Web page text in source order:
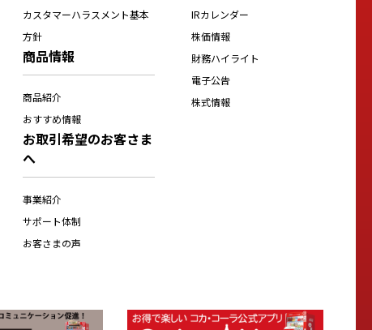
カスタマーハラスメント基本
方針
商品情報
商品紹介
おすすめ情報
お取引希望のお客さま
へ
事業紹介
サポート体制
お客さまの声
IRカレンダー
株価情報
財務ハイライト
電子公告
株式情報